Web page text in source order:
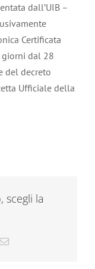
dall’UIB –
Certificata
giorni dal 28
del decreto
Ufficiale della
scegli la
Email